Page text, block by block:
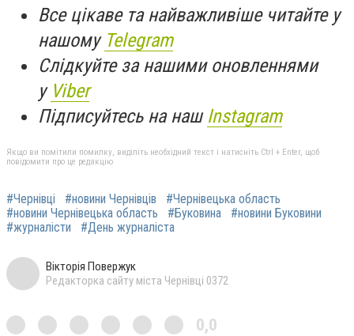
Все цікаве та найважливіше читайте у
нашому Telegram
Слідкуйте за нашими оновленнями
у Viber
Підписуйтесь на наш Instagram
Якщо ви помітили помилку, виділіть необхідний текст і натисніть Ctrl + Enter, щоб
повідомити про це редакцію
#Чернівці #новини Чернівців
#Чернівецька область
#новини Чернівецька область
#Буковина
#новини Буковини
#журналісти
#День журналіста
Вікторія Повержук
Редакторка сайту міста Чернівці 0372
0,0